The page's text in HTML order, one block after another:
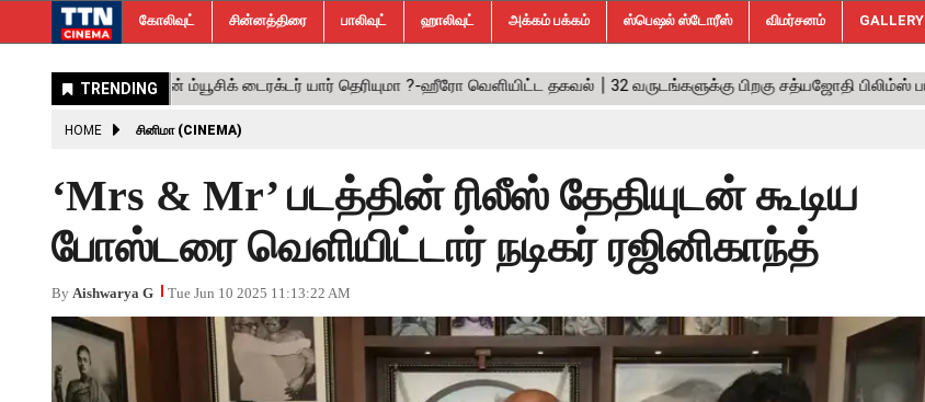
கோலிவுட் சின்னத்திரை பாலிவுட் ஹாலிவுட் அக்கம் பக்கம் ஸ்பெஷல் ஸ்டோரீஸ் விமர்சனம் GALLERY
HOME சினிமா (CINEMA)
‘Mrs & Mr’ படத்தின் ரிலீஸ் தேதியுடன் கூடிய
போஸ்டரை வெளியிட்டார் நடிகர் ரஜினிகாந்த்
By Aishwarya G Tue Jun 10 2025 11:13:22 AM